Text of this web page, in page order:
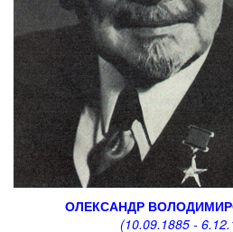
ОЛЕКСАНДР
(10.09.1885 -